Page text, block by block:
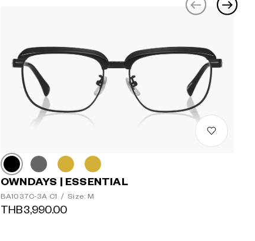
OWNDAYS | ESSENTIAL
BA1037C-3A C1 / Size: M
THB3,990.00